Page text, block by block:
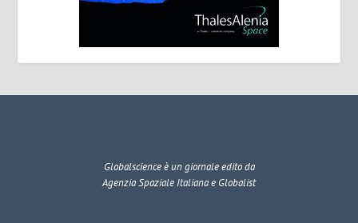
Globalscienceè un giornale edito da
Agenzia Spaziale Italiana e Globalist